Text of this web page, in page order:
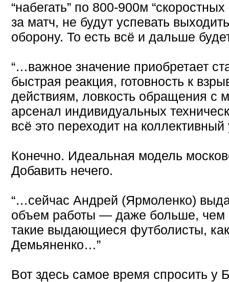
“набегать” по 800-900м
за матч, не будут успевать
оборону. То есть всё и дальше
“…важное значение приобретает
быстрая реакция, готовность к
действиям, ловкость обращения с
арсенал индивидуальных
всё это переходит на
Конечно. Идеальная модель
Добавить нечего.
“…cейчас Андрей (Ярмоленко)
объем работы — даже больше, чем
такие выдающиеся футболисты,
Демьяненко…”
Вот здесь самое время спросить у